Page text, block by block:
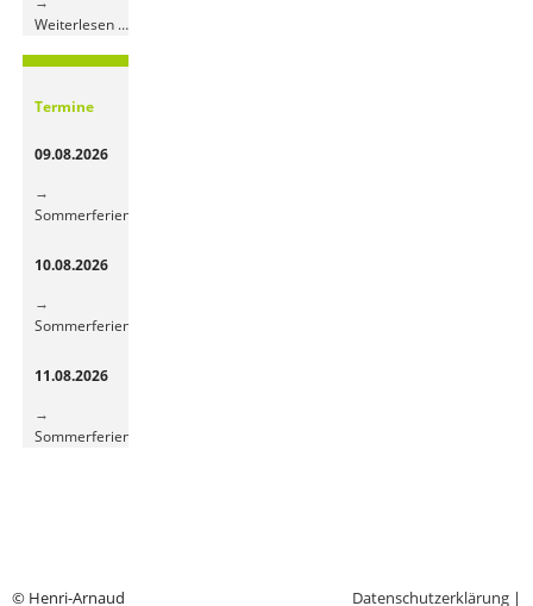
Weiterlesen …Bunte
und
Termine
09.08.2026
Sommerferien
10.08.2026
Sommerferien
11.08.2026
Sommerferien
© Henri-Arnaud Datenschutzerklärung |